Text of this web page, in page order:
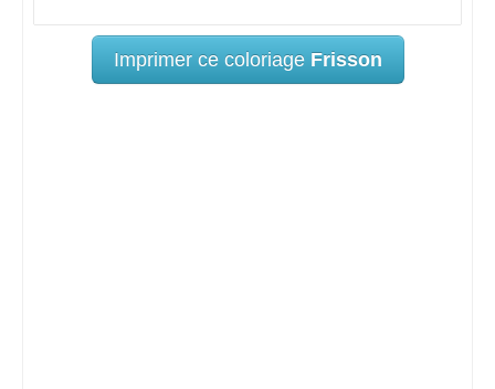
Imprimer ce coloriage Frisson